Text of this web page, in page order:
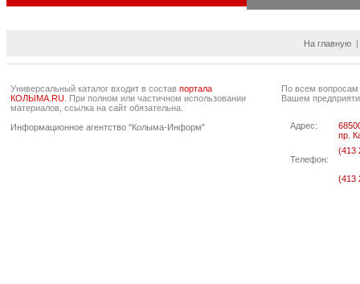
На главную |
Универсальный каталог входит в состав портала
КОЛЫМА.RU . При полном или частичном использовании
материалов, ссылка на сайт обязательна.
Информационное агентство "Колыма-Информ"
По всем
Вашем
Адрес:
пр.
Телефон:
(413
(413